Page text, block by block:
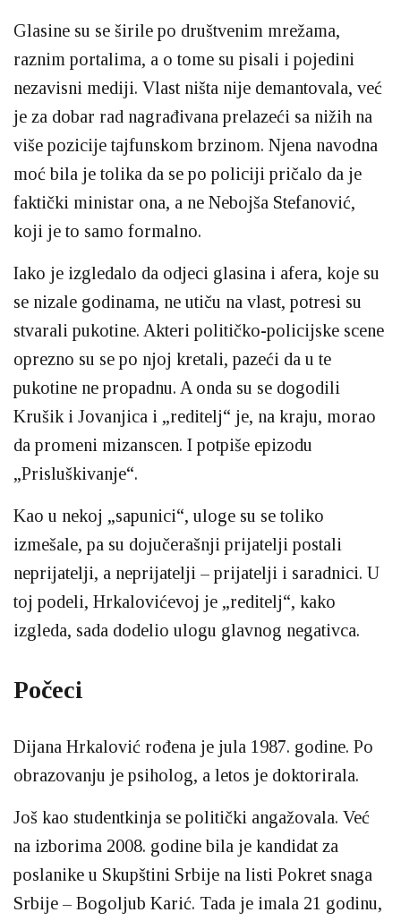
Glasine su se širile po društvenim mrežama,
raznim portalima, a o tome su pisali i pojedini
nezavisni mediji. Vlast ništa nije demantovala, već
je za dobar rad nagrađivana prelazeći sa nižih na
više pozicije tajfunskom brzinom. Njena navodna
moć bila je tolika da se po policiji pričalo da je
faktički ministar ona, a ne Nebojša Stefanović,
koji je to samo formalno.
Iako je izgledalo da odjeci glasina i afera, koje su
se nizale godinama, ne utiču na vlast, potresi su
stvarali pukotine. Akteri političko-policijske scene
oprezno su se po njoj kretali, pazeći da u te
pukotine ne propadnu. A onda su se dogodili
Krušik i Jovanjica i „reditelj“ je, na kraju, morao
da promeni mizanscen. I potpiše epizodu
„Prisluškivanje“.
Kao u nekoj „sapunici“, uloge su se toliko
izmešale, pa su dojučerašnji prijatelji postali
neprijatelji, a neprijatelji – prijatelji i saradnici. U
toj podeli, Hrkalovićevoj je „reditelj“, kako
izgleda, sada dodelio ulogu glavnog negativca.
Počeci
Dijana Hrkalović rođena je jula 1987. godine. Po
obrazovanju je psiholog, a letos je doktorirala.
Još kao studentkinja se politički angažovala. Već
na izborima 2008. godine bila je kandidat za
poslanike u Skupštini Srbije na listi Pokret snaga
Srbije – Bogoljub Karić. Tada je imala 21 godinu,